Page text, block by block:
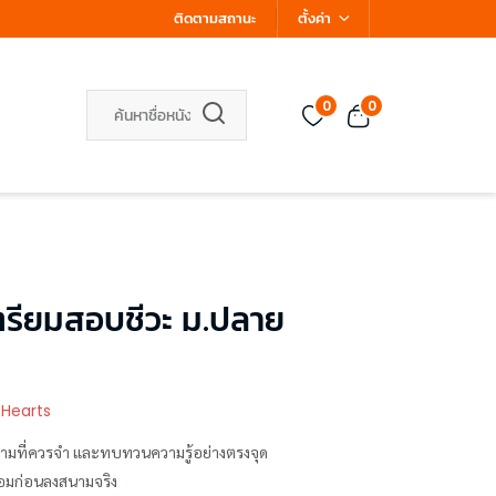
ติดตามสถานะ ตั้งค่า
0 0
ยมสอบชีวะ ม.ปลาย
Hearts
ที่ควรจำ และทบทวนความรู้อย่างตรงจุด
ก่อนลงสนามจริง